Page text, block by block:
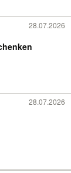
28.07.2026
28.07.2026